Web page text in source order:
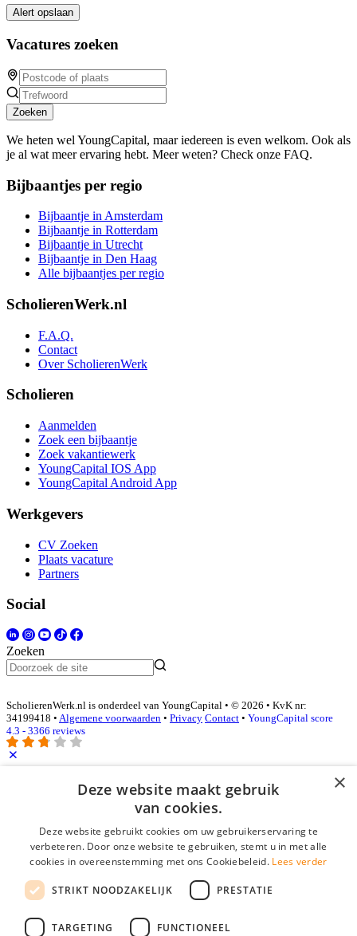
Alert opslaan
Vacatures zoeken
Zoeken
We heten wel YoungCapital, maar iedereen is even welkom. Ook als
je al wat meer ervaring hebt. Meer weten? Check onze FAQ.
Bijbaantjes per regio
Bijbaantje in Amsterdam
Bijbaantje in Rotterdam
Bijbaantje in Utrecht
Bijbaantje in Den Haag
Alle bijbaantjes per regio
ScholierenWerk.nl
F.A.Q.
Contact
Over ScholierenWerk
Scholieren
Aanmelden
Zoek een bijbaantje
Zoek vakantiewerk
YoungCapital IOS App
YoungCapital Android App
Werkgevers
CV Zoeken
Plaats vacature
Partners
Social
Zoeken
ScholierenWerk.nl is onderdeel van YoungCapital • © 2026 • KvK nr:
34199418 • Algemene voorwaarden • Privacy Contact • YoungCapital score
4.3 - 3366 reviews
Inloggen als bedrijf
Wachtwoord
login gegevens onthouden
login
×
Deze website maakt gebruik
van cookies.
Deze website gebruikt cookies om uw gebruikerservaring te
verbeteren. Door onze website te gebruiken, stemt u in met alle
cookies in overeenstemming met ons Cookiebeleid. Lees verder
STRIKT NOODZAKELIJK PRESTATIE
TARGETING FUNCTIONEEL